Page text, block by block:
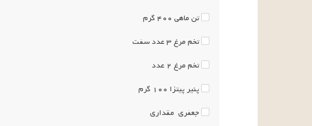
تن ماهی ۴۰۰ گرم
تخم مرغ ۳عدد سفت
تخم مرغ ۲ عدد
پنیر پیتزا ۱۰۰ گرم
جعفری مقداری